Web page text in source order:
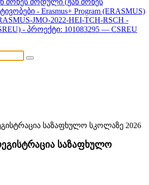
მონეს მოდული (ჟან მონეს
- Erasmus+ Program (ERASMUS)
JMO-2022-HEI-TCH-RSCH -
- პროექტი: 101083295 — CSREU
საზაფხულო